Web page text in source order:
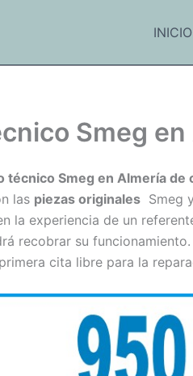
INICIO
Smeg
técnico Smeg en Almería de
las piezas originales Smeg
la experiencia de un
recobrar su
cita libre para la